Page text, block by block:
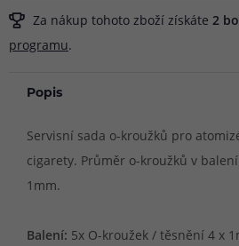
Za nákup tohoto zboží získáte 2
programu.
Popis
Servisní sada o-kroužků pro
cigarety. Průměr o-kroužků v
1mm.
Balení: 5x O-kroužek / těsnění 4 x